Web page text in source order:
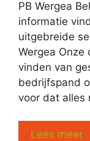
PB Wergea
informatie
uitgebreide
Wergea
vinden van
bedrijfspand
voor dat alles
Lees meer